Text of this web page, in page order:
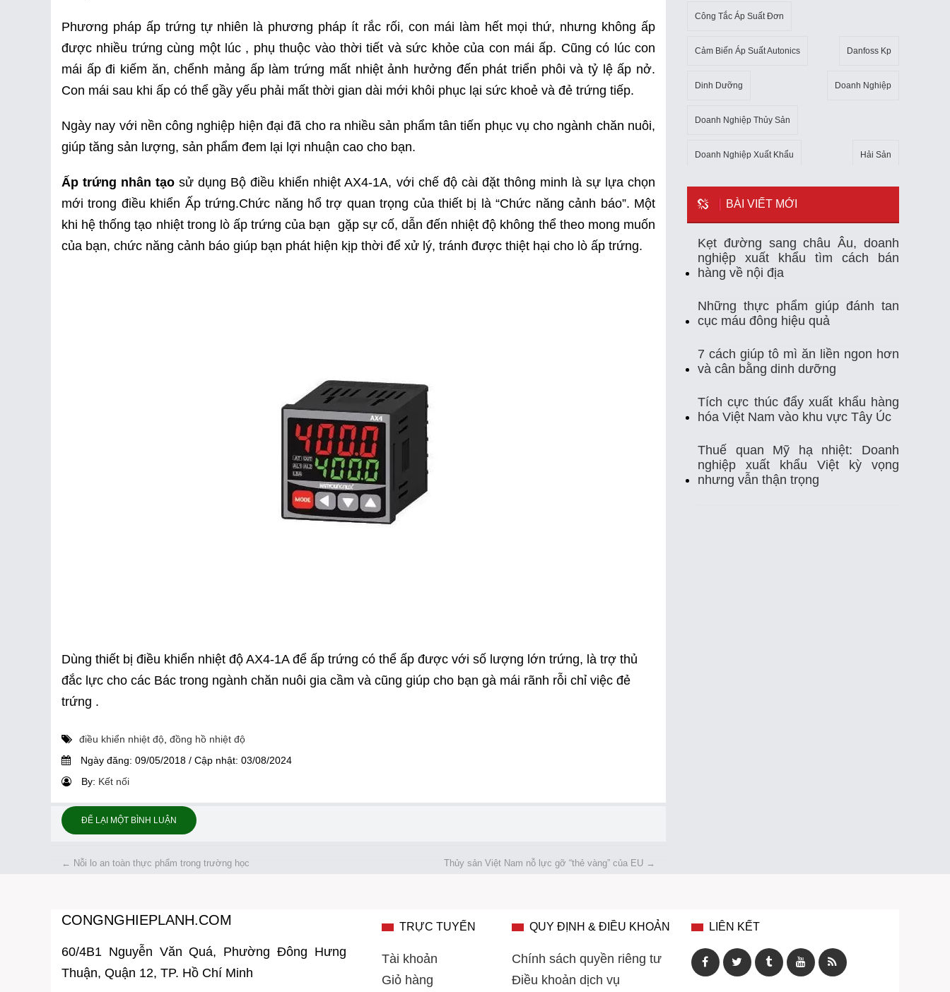
Phương pháp ấp trứng tự nhiên là phương pháp ít rắc rối, con mái làm hết mọi thứ, nhưng không ấp
được nhiều trứng cùng một lúc , phụ thuộc vào thời tiết và sức khỏe của con mái ấp. Cũng có lúc con
mái ấp đi kiếm ăn, chểnh mảng ấp làm trứng mất nhiệt ảnh hưởng đến phát triển phôi và tỷ lệ ấp nở.
Con mái sau khi ấp có thể gầy yếu phải mất thời gian dài mới khôi phục lại sức khoẻ và đẻ trứng tiếp.
Ngày nay với nền công nghiệp hiện đại đã cho ra nhiều sản phẩm tân tiến phục vụ cho ngành chăn nuôi,
giúp tăng sản lượng, sản phẩm đem lại lợi nhuận cao cho bạn.
Ấp trứng nhân tạo sử dụng Bộ điều khiển nhiệt AX4-1A, với chế độ cài đặt thông minh là sự lựa chọn
mới trong điều khiển Ấp trứng.Chức năng hổ trợ quan trọng của thiết bị là “Chức năng cảnh báo”. Một
khi hệ thống tạo nhiệt trong lò ấp trứng của bạn gặp sự cố, dẫn đến nhiệt độ không thể theo mong muốn
của bạn, chức năng cảnh báo giúp bạn phát hiện kịp thời để xử lý, tránh được thiệt hại cho lò ấp trứng.
Dùng thiết bị điều khiển nhiệt độ AX4-1A để ấp trứng có thể ấp được với số lượng lớn trứng, là trợ thủ
đắc lực cho các Bác trong ngành chăn nuôi gia cầm và cũng giúp cho bạn gà mái rãnh rỗi chỉ việc đẻ
trứng .
điều khiển nhiệt độ, đồng hồ nhiệt độ
Ngày đăng: 09/05/2018 / Cập nhật: 03/08/2024
By: Kết nối
ĐỂ LẠI MỘT BÌNH LUẬN
← Nỗi lo an toàn thực phẩm trong trường học Thủy sản Việt Nam nỗ lực gỡ “thẻ vàng” của EU →
Công Tắc Áp Suất Đơn
Cảm Biến Áp Suất Autonics Danfoss Kp
Dinh Dưỡng Doanh Nghiệp
Doanh Nghiệp Thủy Sản
Doanh Nghiệp Xuất Khẩu Hải Sản
Kho Lạnh Kim Ngạch Xuất Khẩu Mẹo
Mỹ Ngành Thủy Sản Nhiệt Kế Tự Ghi
Nhập Khẩu Nuôi Trồng Thủy Sản
Tempmate-M1 Theo Dõi Nhiệt Độ
Thị Trường Xuất Khẩu Thủy Sản
Thủy Sản Việt Nam Thủy Sản Xuất Khẩu
Tự Ghi Nhiệt Độ Vasep Việt Nam
BÀI VIẾT MỚI
Kẹt đường sang châu Âu, doanh
nghiệp xuất khẩu tìm cách bán
hàng về nội địa
Những thực phẩm giúp đánh tan
cục máu đông hiệu quả
7 cách giúp tô mì ăn liền ngon hơn
và cân bằng dinh dưỡng
Tích cực thúc đẩy xuất khẩu hàng
hóa Việt Nam vào khu vực Tây Úc
Thuế quan Mỹ hạ nhiệt: Doanh
nghiệp xuất khẩu Việt kỳ vọng
nhưng vẫn thận trọng
CONGNGHIEPLANH.COM
60/4B1 Nguyễn Văn Quá, Phường Đông Hưng
Thuận, Quận 12, TP. Hồ Chí Minh
TRỰC TUYẾN
Tài khoản
Giỏ hàng
QUY ĐỊNH & ĐIỀU KHOẢN
Chính sách quyền riêng tư
Điều khoản dịch vụ
LIÊN KẾT